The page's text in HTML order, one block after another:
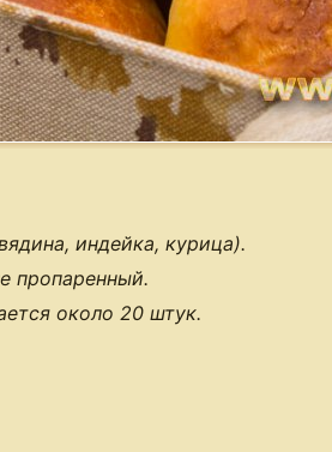
индейка, курица).
пропаренный.
около 20 штук.